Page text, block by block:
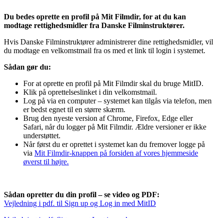
Du bedes oprette en profil på Mit Filmdir, for at du kan
modtage rettighedsmidler fra Danske Filminstruktører.
Hvis Danske Filminstruktører administrerer dine rettighedsmidler, vil
du modtage en velkomstmail fra os med et link til login i systemet.
Sådan gør du:
For at oprette en profil på Mit Filmdir skal du bruge MitID.
Klik på oprettelseslinket i din velkomstmail.
Log på via en computer – systemet kan tilgås via telefon, men
er bedst egnet til en større skærm.
Brug den nyeste version af Chrome, Firefox, Edge eller
Safari, når du logger på Mit Filmdir. Ældre versioner er ikke
understøttet.
Når først du er oprettet i systemet kan du fremover logge på
via Mit Filmdir-knappen på forsiden af vores hjemmeside
øverst til højre.
Sådan opretter du din profil – se video og PDF:
Vejledning i pdf. til Sign up og Log in med MitID